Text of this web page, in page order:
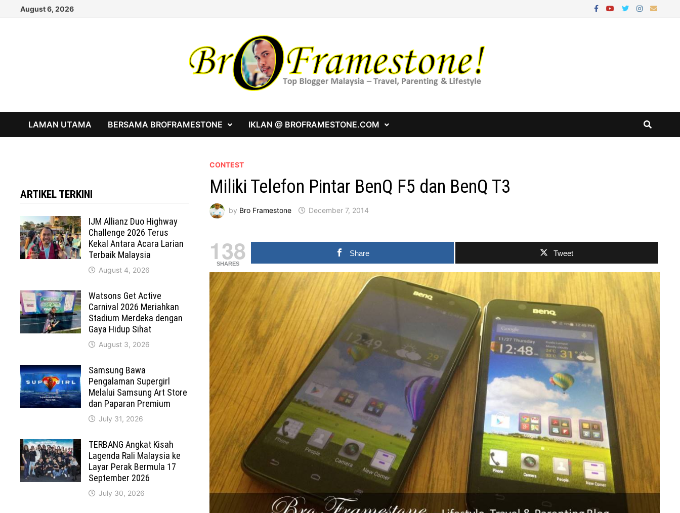
August 6, 2026
LAMAN UTAMA BERSAMA BROFRAMESTONE IKLAN @ BROFRAMESTONE.COM
CONTEST
Miliki Telefon Pintar BenQ F5 dan BenQ T3
by Bro Framestone December 7, 2014
138
SHARES
Share Tweet
ARTIKEL TERKINI
IJM Allianz Duo Highway
Challenge 2026 Terus
Kekal Antara Acara Larian
Terbaik Malaysia
August 4, 2026
Watsons Get Active
Carnival 2026 Meriahkan
Stadium Merdeka dengan
Gaya Hidup Sihat
August 3, 2026
Samsung Bawa
Pengalaman Supergirl
Melalui Samsung Art Store
dan Paparan Premium
July 31, 2026
TERBANG Angkat Kisah
Lagenda Rali Malaysia ke
Layar Perak Bermula 17
September 2026
July 30, 2026